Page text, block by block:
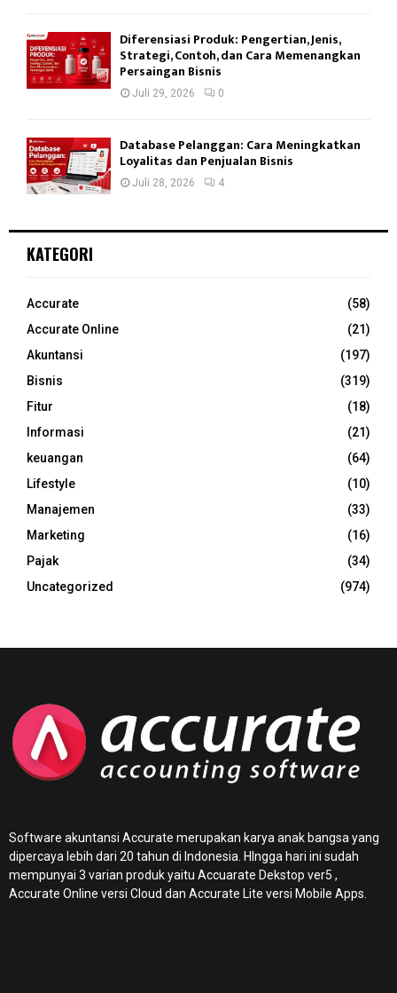
Diferensiasi Produk: Pengertian, Jenis,
Strategi, Contoh, dan Cara Memenangkan
Persaingan Bisnis
Juli 29, 2026 0
Database Pelanggan: Cara Meningkatkan
Loyalitas dan Penjualan Bisnis
Juli 28, 2026 4
KATEGORI
Accurate
(58)
Accurate Online
(21)
Akuntansi
(197)
Bisnis
(319)
Fitur
(18)
Informasi
(21)
keuangan
(64)
Lifestyle
(10)
Manajemen
(33)
Marketing
(16)
Pajak
(34)
Uncategorized
(974)
Software akuntansi Accurate merupakan karya anak bangsa yang
dipercaya lebih dari 20 tahun di Indonesia. HIngga hari ini sudah
mempunyai 3 varian produk yaitu Accuarate Dekstop ver5 ,
Accurate Online versi Cloud dan Accurate Lite versi Mobile Apps.